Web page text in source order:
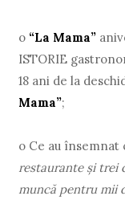
o “La Mama”
ISTORIE
18 ani de la
Mama”;
o Ce au însemnat
restaurante și trei
muncă pentru mii